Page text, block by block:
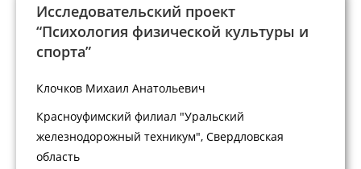
Исследовательский проект
“Психология физической культуры и
спорта”
Клочков Михаил Анатольевич
Красноуфимский филиал "Уральский
железнодорожный техникум", Свердловская
область